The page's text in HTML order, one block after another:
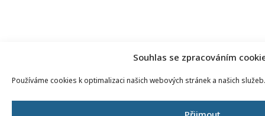
Souhlas se zpracováním
Používáme cookies k optimalizaci našich webových stránek a našich služeb.